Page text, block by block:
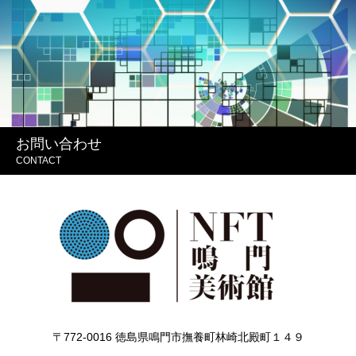
お問い合わせ
CONTACT
〒772-0016 徳島県鳴門市撫養町林崎北殿町１４９